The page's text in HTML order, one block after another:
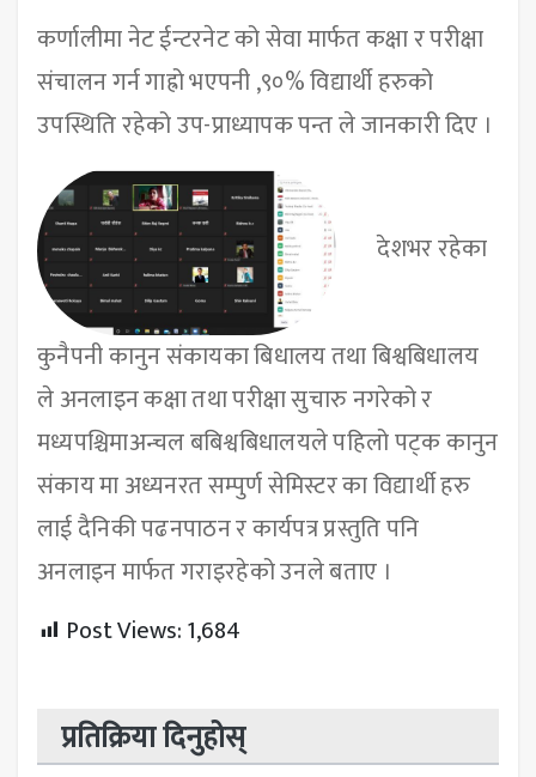
कर्णालीमा नेट ईन्टरनेट को सेवा मार्फत कक्षा र परीक्षा
संचालन गर्न गाह्रो भएपनी ,९०% विद्यार्थी हरुको
उपस्थिति रहेको उप-प्राध्यापक पन्त ले जानकारी दिए ।
देशभर रहेका
कुनैपनी कानुन संकायका बिधालय तथा बिश्वबिधालय
ले अनलाइन कक्षा तथा परीक्षा सुचारु नगरेको र
मध्यपश्चिमाअन्चल बबिश्वबिधालयले पहिलो पट्क कानुन
संकाय मा अध्यनरत सम्पुर्ण सेमिस्टर का विद्यार्थी हरु
लाई दैनिकी पढनपाठन र कार्यपत्र प्रस्तुति पनि
अनलाइन मार्फत गराइरहेको उनले बताए ।
Post Views:1,684
प्रतिक्रिया दिनुहोस्